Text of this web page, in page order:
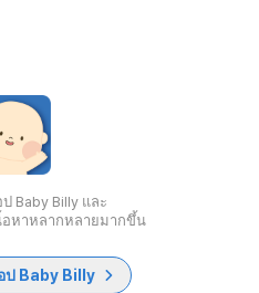
Baby Billy และ
หาหลากหลายมากขึ้น
ป Baby Billy